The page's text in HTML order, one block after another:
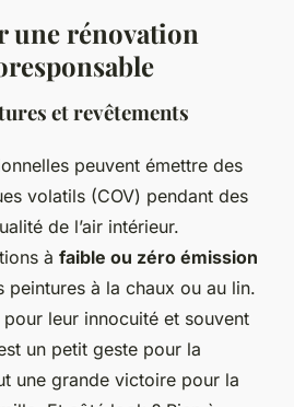
une rénovation
et revêtements
peuvent émettre des
volatils (COV) pendant des
de l’air intérieur.
à faible ou zéro émission
peintures à la chaux ou au lin.
leur innocuité et souvent
un petit geste pour la
une grande victoire pour la